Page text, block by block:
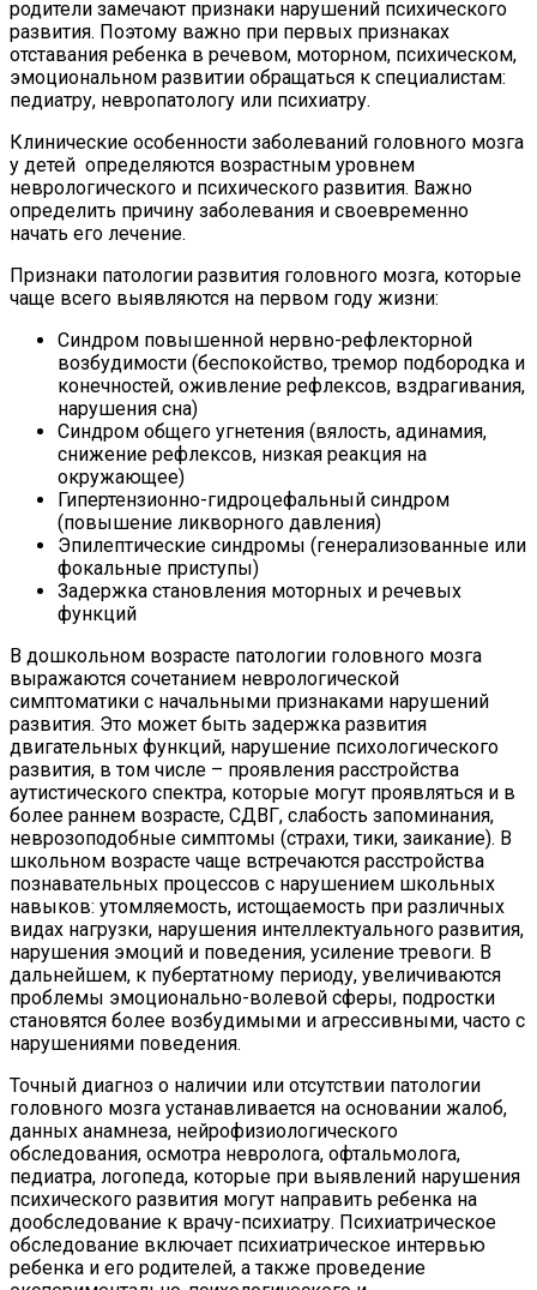
родители замечают признаки нарушений психического
развития. Поэтому важно при первых признаках
отставания ребенка в речевом, моторном, психическом,
эмоциональном развитии обращаться к специалистам:
педиатру, невропатологу или психиатру.
Клинические особенности заболеваний головного мозга
у детей определяются возрастным уровнем
неврологического и психического развития. Важно
определить причину заболевания и своевременно
начать его лечение.
Признаки патологии развития головного мозга, которые
чаще всего выявляются на первом году жизни:
Синдром повышенной нервно-рефлекторной
возбудимости (беспокойство, тремор подбородка и
конечностей, оживление рефлексов, вздрагивания,
нарушения сна)
Синдром общего угнетения (вялость, адинамия,
снижение рефлексов, низкая реакция на
окружающее)
Гипертензионно-гидроцефальный синдром
(повышение ликворного давления)
Эпилептические синдромы (генерализованные или
фокальные приступы)
Задержка становления моторных и речевых
функций
В дошкольном возрасте патологии головного мозга
выражаются сочетанием неврологической
симптоматики с начальными признаками нарушений
развития. Это может быть задержка развития
двигательных функций, нарушение психологического
развития, в том числе – проявления расстройства
аутистического спектра, которые могут проявляться и в
более раннем возрасте, СДВГ, слабость запоминания,
неврозоподобные симптомы (страхи, тики, заикание). В
школьном возрасте чаще встречаются расстройства
познавательных процессов с нарушением школьных
навыков: утомляемость, истощаемость при различных
видах нагрузки, нарушения интеллектуального развития,
нарушения эмоций и поведения, усиление тревоги. В
дальнейшем, к пубертатному периоду, увеличиваются
проблемы эмоционально-волевой сферы, подростки
становятся более возбудимыми и агрессивными, часто с
нарушениями поведения.
Точный диагноз о наличии или отсутствии патологии
головного мозга устанавливается на основании жалоб,
данных анамнеза, нейрофизиологического
обследования, осмотра невролога, офтальмолога,
педиатра, логопеда, которые при выявлений нарушения
психического развития могут направить ребенка на
дообследование к врачу-психиатру. Психиатрическое
обследование включает психиатрическое интервью
ребенка и его родителей, а также проведение